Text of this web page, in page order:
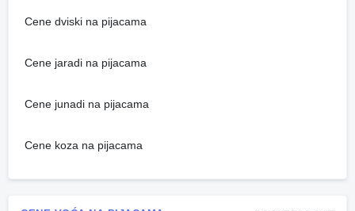
Cene dviski na pijacama
Cene jaradi na pijacama
Cene junadi na pijacama
Cene koza na pijacama